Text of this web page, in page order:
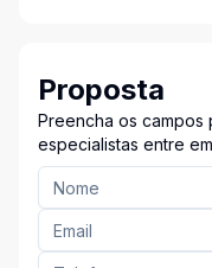
Proposta
Preencha os campos
especialistas entre